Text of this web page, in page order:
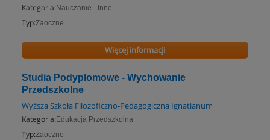
Kategoria: Nauczanie - Inne
Typ:Zaoczne
Więcej informacji
Studia Podyplomowe - Wychowanie
Przedszkolne
Wyższa Szkoła Filozoficzno-Pedagogiczna Ignatianum
Kategoria: Edukacja Przedszkolna
Typ:Zaoczne